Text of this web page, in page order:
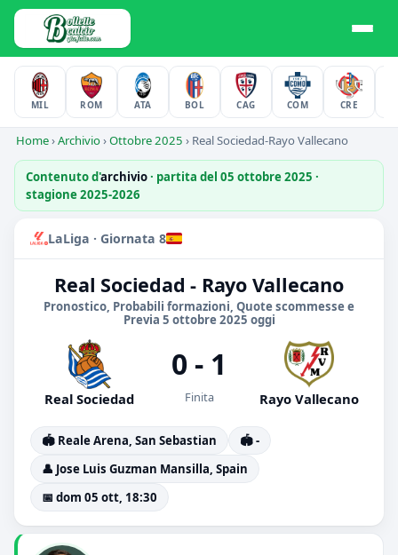
MIL ROM ATA BOL CAG COM CRE
Home›Archivio›Ottobre 2025 › Real Sociedad-Rayo Vallecano
Contenuto d'archivio· partita del 05 ottobre 2025 ·
stagione 2025-2026
LaLiga · Giornata 8
Real Sociedad - Rayo Vallecano
Pronostico, Probabili formazioni, Quote scommesse e
Previa 5 ottobre 2025 oggi
Real Sociedad
0 - 1
Finita Rayo Vallecano
🏟️ Reale Arena, San Sebastian
🏟️ -
👤 Jose Luis Guzman Mansilla, Spain
📅 dom 05 ott, 18:30